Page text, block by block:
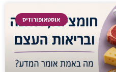
אוסטאופורוזיס